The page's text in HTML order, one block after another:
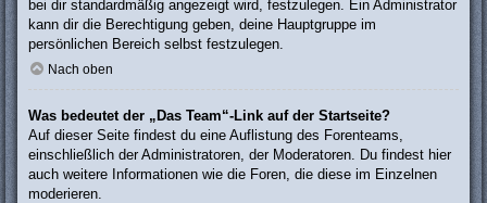
bei dir standardmäßig angezeigt wird, festzulegen. Ein Administrator
kann dir die Berechtigung geben, deine Hauptgruppe im
persönlichen Bereich selbst festzulegen.
Nach oben
Was bedeutet der „Das Team“-Link auf der Startseite?
Auf dieser Seite findest du eine Auflistung des Forenteams,
einschließlich der Administratoren, der Moderatoren. Du findest hier
auch weitere Informationen wie die Foren, die diese im Einzelnen
moderieren.